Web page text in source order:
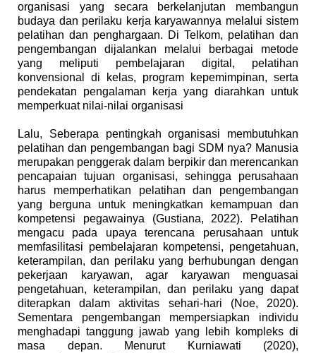
organisasi yang secara berkelanjutan membangun
budaya dan perilaku kerja karyawannya melalui sistem
pelatihan dan penghargaan. Di Telkom, pelatihan dan
pengembangan dijalankan melalui berbagai metode
yang meliputi pembelajaran digital, pelatihan
konvensional di kelas, program kepemimpinan, serta
pendekatan pengalaman kerja yang diarahkan untuk
memperkuat nilai-nilai organisasi
Lalu, Seberapa pentingkah organisasi membutuhkan
pelatihan dan pengembangan bagi SDM nya? Manusia
merupakan penggerak dalam berpikir dan merencankan
pencapaian tujuan organisasi, sehingga perusahaan
harus memperhatikan pelatihan dan pengembangan
yang berguna untuk meningkatkan kemampuan dan
kompetensi pegawainya (Gustiana, 2022). Pelatihan
mengacu pada upaya terencana perusahaan untuk
memfasilitasi pembelajaran kompetensi, pengetahuan,
keterampilan, dan perilaku yang berhubungan dengan
pekerjaan karyawan, agar karyawan menguasai
pengetahuan, keterampilan, dan perilaku yang dapat
diterapkan dalam aktivitas sehari-hari (Noe, 2020).
Sementara pengembangan mempersiapkan individu
menghadapi tanggung jawab yang lebih kompleks di
masa depan. Menurut Kurniawati (2020),